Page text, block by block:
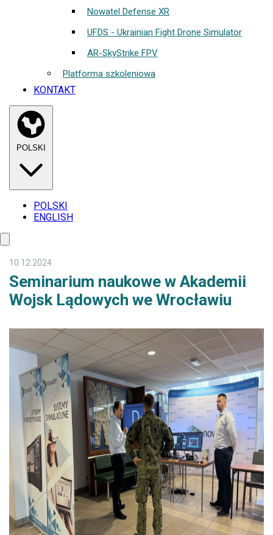
Nowatel Defense XR
UFDS - Ukrainian Fight Drone Simulator
AR-SkyStrike FPV
Platforma szkoleniowa
KONTAKT
POLSKI
ENGLISH
10.12.2024
Seminarium naukowe w Akademii
Wojsk Lądowych we Wrocławiu